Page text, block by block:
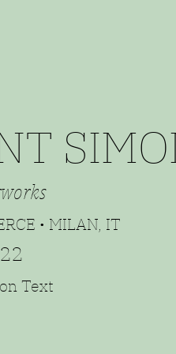
• MILAN, IT
Text